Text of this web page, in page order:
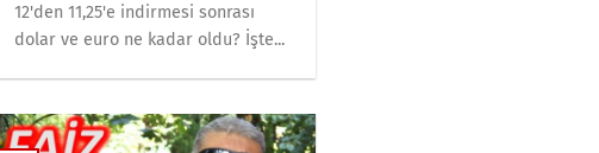
12'den 11,25'e indirmesi sonrası
dolar ve euro ne kadar oldu? İşte...